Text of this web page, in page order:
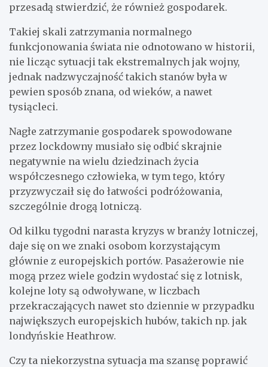
przesadą stwierdzić, że również gospodarek.
Takiej skali zatrzymania normalnego
funkcjonowania świata nie odnotowano w historii,
nie licząc sytuacji tak ekstremalnych jak wojny,
jednak nadzwyczajność takich stanów była w
pewien sposób znana, od wieków, a nawet
tysiącleci.
Nagłe zatrzymanie gospodarek spowodowane
przez lockdowny musiało się odbić skrajnie
negatywnie na wielu dziedzinach życia
współczesnego człowieka, w tym tego, który
przyzwyczaił się do łatwości podróżowania,
szczególnie drogą lotniczą.
Od kilku tygodni narasta kryzys w branży lotniczej,
daje się on we znaki osobom korzystającym
głównie z europejskich portów. Pasażerowie nie
mogą przez wiele godzin wydostać się z lotnisk,
kolejne loty są odwoływane, w liczbach
przekraczających nawet sto dziennie w przypadku
największych europejskich hubów, takich np. jak
londyńskie Heathrow.
Czy ta niekorzystna sytuacja ma szansę poprawić